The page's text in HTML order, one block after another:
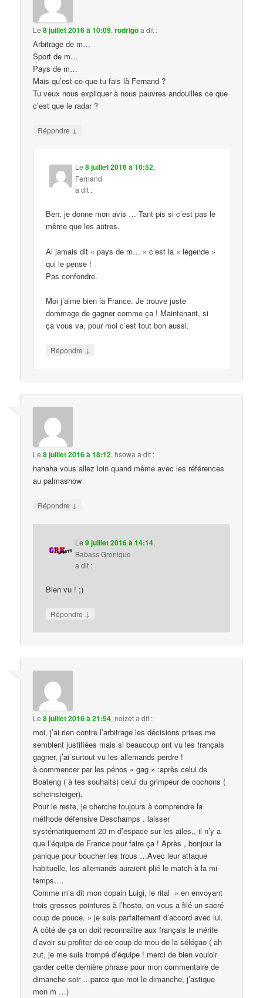
Le8 juillet 2016 à 10:09,rodrigoa dit :
Arbitrage de m…
Sport de m…
Pays de m…
Mais qu’est-ce-que tu fais là Fernand ?
Tu veux nous expliquer à nous pauvres andouilles ce que
c’est que le radar ?
Répondre ↓
Le8 juillet 2016 à 10:52,
Fernand
a dit :
Ben, je donne mon avis … Tant pis si c’est pas le
même que les autres.
Ai jamais dit « pays de m… » c’est la « légende »
qui le pense !
Pas confondre.
Moi j’aime bien la France. Je trouve juste
dommage de gagner comme ça ! Maintenant, si
ça vous va, pour moi c’est tout bon aussi.
Répondre ↓
Le8 juillet 2016 à 18:12,hsowa a dit :
hahaha vous allez loin quand même avec les références
au palmashow
Répondre ↓
Le9 juillet 2016 à 14:14,
Babass Gronique
a dit :
Bien vu ! ;)
Répondre ↓
Le8 juillet 2016 à 21:54,noizeta dit :
moi, j’ai rien contre l’arbitrage les décisions prises me
semblent justifiées mais si beaucoup ont vu les français
gagner, j’ai surtout vu les allemands perdre !
à commencer par les pénos « gag » :après celui de
Boateng ( à tes souhaits) celui du grimpeur de cochons (
scheinsteiger).
Pour le reste, je cherche toujours à comprendre la
méthode défensive Deschamps . laisser
systématiquement 20 m d’espace sur les ailes,, il n’y a
que l’équipe de France pour faire ça ! Après , bonjour la
panique pour boucher les trous …Avec leur attaque
habituelle, les allemands auraient plié le match à la mi-
temps….
Comme m’a dit mon copain Luigi, le rital » en envoyant
trois grosses pointures à l’hosto, on vous a filé un sacré
coup de pouce. » je suis parfaitement d’accord avec lui.
A côté de ça on doit reconnaître aux français le mérite
d’avoir su profiter de ce coup de mou de la séléçao ( ah
zut, je me suis trompé d’équipe ! merci de bien vouloir
garder cette dernière phrase pour mon commentaire de
dimanche soir …parce que moi le dimanche, j’astique
mon m …)